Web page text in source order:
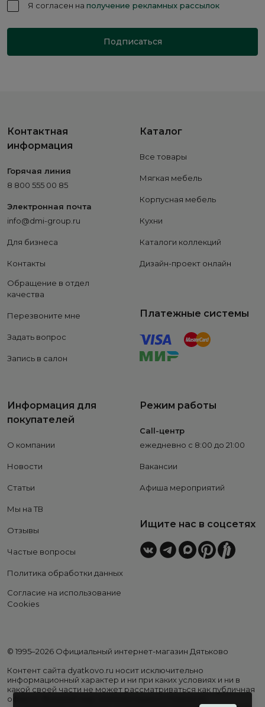
Я согласен на получение рекламных рассылок
Подписаться
Контактная
информация
Горячая линия
8 800 555 00 85
Электронная почта
info@dmi-group.ru
Для бизнеса
Контакты
Обращение в отдел
качества
Перезвоните мне
Задать вопрос
Запись в салон
Каталог
Все товары
Мягкая мебель
Корпусная мебель
Кухни
Каталоги коллекций
Дизайн-проект онлайн
Платежные системы
Информация для
покупателей
О компании
Новости
Статьи
Мы на ТВ
Отзывы
Частые вопросы
Политика обработки данных
Согласие на использование
Cookies
Режим работы
Call-центр
ежедневно с 8:00 до 21:00
Вакансии
Афиша мероприятий
Ищите нас в соцсетях
© 1995–2026 Официальный интернет-магазин Дятьково
Контент сайта dyatkovo.ru носит исключительно
информационный характер и ни при каких условиях и ни в
какой своей части не может рассматриваться как публичная
оферта. Внешний вид, комплектация и стоимость